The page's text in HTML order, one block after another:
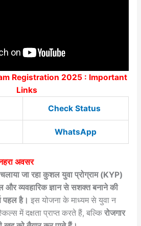
Registration 2025 : Important
Links
Check Status
WhatsApp
अवसर
चलाया जा रहा कुशल युवा प्रोग्राम (KYP)
और व्यवहारिक ज्ञान से सशक्त बनाने की
पहल है। इस योजना के माध्यम से युवा न
में दक्षता प्राप्त करते हैं, बल्कि रोजगार